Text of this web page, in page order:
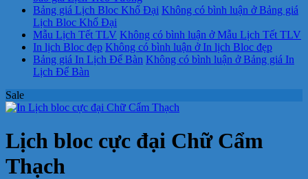
Bảng giá Lịch Bloc Khổ Đại Không có bình luận ở Bảng giá
Lịch Bloc Khổ Đại
Mẫu Lịch Tết TLV Không có bình luận ở Mẫu Lịch Tết TLV
In lịch Bloc đẹp Không có bình luận ở In lịch Bloc đẹp
Bảng giá In Lịch Để Bàn Không có bình luận ở Bảng giá In
Lịch Để Bàn
Sale
Lịch bloc cực đại Chữ Cẩm
Thạch